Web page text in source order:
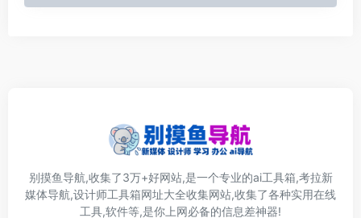
别摸鱼导航,收集了3万+好网站,是一个专业的ai工具箱,考拉新
媒体导航,设计师工具箱网址大全收集网站,收集了各种实用在线
工具,软件等,是你上网必备的信息差神器!